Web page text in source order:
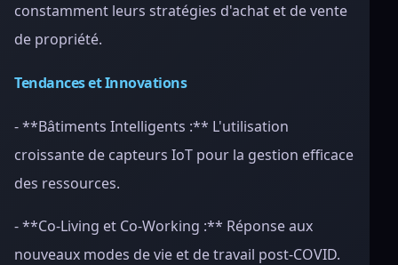
constamment leurs stratégies d'achat et de vente
de propriété.
Tendances et Innovations
- **Bâtiments Intelligents :** L'utilisation
croissante de capteurs IoT pour la gestion efficace
des ressources.
- **Co-Living et Co-Working :** Réponse aux
nouveaux modes de vie et de travail post-COVID.